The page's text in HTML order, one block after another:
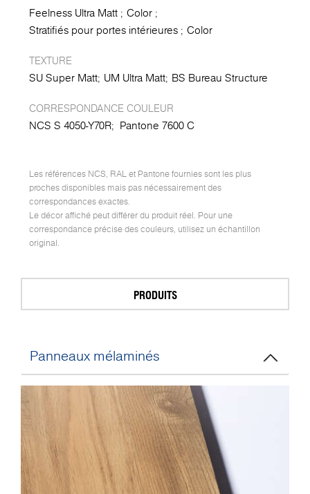
Feelness Ultra Matt
Color
Stratifiés pour portes intérieures
Color
TEXTURE
SU Super Matt UM Ultra Matt BS Bureau Structure
CORRESPONDANCE COULEUR
NCS S 4050-Y70R; Pantone 7600 C
Les références NCS, RAL et Pantone fournies sont les plus
proches disponibles mais pas nécessairement des
correspondances exactes.
Le décor affiché peut différer du produit réel. Pour une
correspondance précise des couleurs, utilisez un échantillon
original.
PRODUITS
Panneaux mélaminés